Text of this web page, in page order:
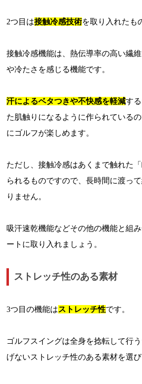
2つ目は接触冷感技術を取り入れたも
接触冷感機能は、熱伝導率の高い繊
や冷たさを感じる機能です。
汗によるベタつきや不快感を軽減す
た肌触りになるように作られている
にゴルフが楽しめます。
ただし、接触冷感はあくまで触れた
られるものですので、長時間に渡っ
りません。
吸汗速乾機能などその他の機能と組
ートに取り入れましょう。
ストレッチ性のある素材
3つ目の機能はストレッチ性です。
ゴルフスイングは全身を捻転して行
げないストレッチ性のある素材を選び